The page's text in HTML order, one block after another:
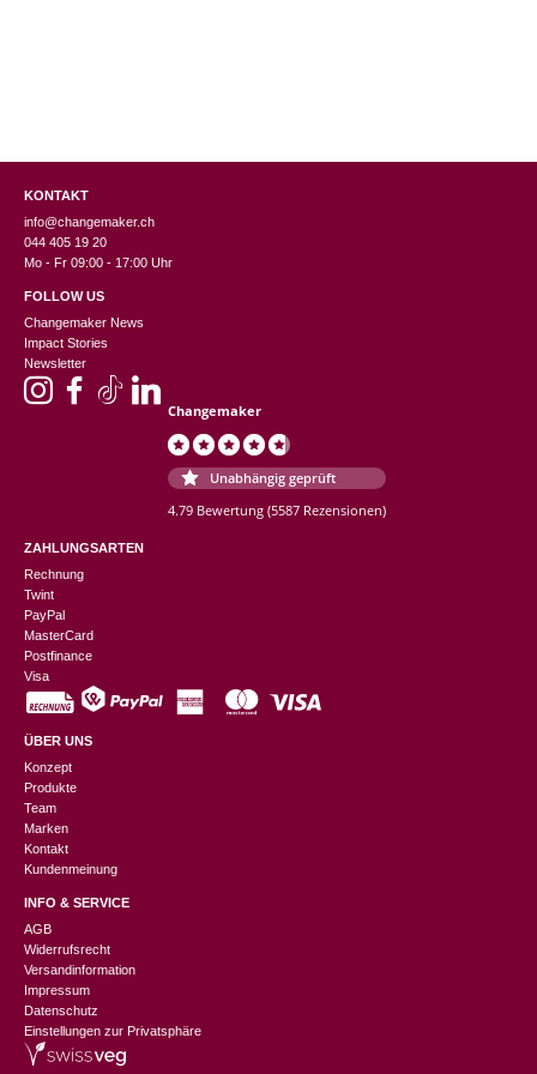
KONTAKT
info@changemaker.ch
044 405 19 20
Mo - Fr 09:00 - 17:00 Uhr
FOLLOW US
Changemaker News
Impact Stories
Newsletter
Changemaker
Unabhängig geprüft
4.79 Bewertung (5587 Rezensionen)
ZAHLUNGSARTEN
Rechnung
Twint
PayPal
MasterCard
Postfinance
Visa
ÜBER UNS
Konzept
Produkte
Team
Marken
Kontakt
Kundenmeinung
INFO & SERVICE
AGB
Widerrufsrecht
Versandinformation
Impressum
Datenschutz
Einstellungen zur Privatsphäre